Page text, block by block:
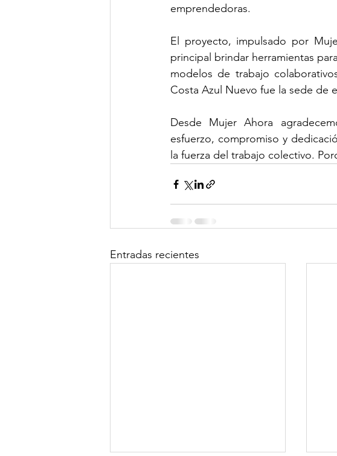
emprendedoras.
El proyecto, impulsado por
principal brindar herramientas
modelos de trabajo
Costa Azul Nuevo fue la sede de
Desde Mujer Ahora
esfuerzo, compromiso y
la fuerza del trabajo colectivo.
Entradas recientes